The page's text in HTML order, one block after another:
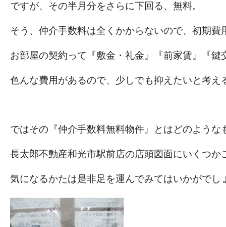
ですが、その半月分をさらに下回る、無料。
そう、仲介手数料は全くかからないので、初期費
お部屋の契約って『敷金・礼金』『前家賃』『
色んな費用があるので、少しでも抑えたいと考
ではその『仲介手数料無料物件』とはどのような
長太郎不動産和光市駅前店の店頭図面にいくつか
気になるかたは是非足を運んでみてはいかがでし